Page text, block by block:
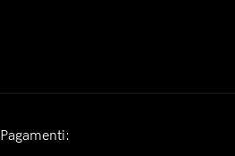
Pagamenti: